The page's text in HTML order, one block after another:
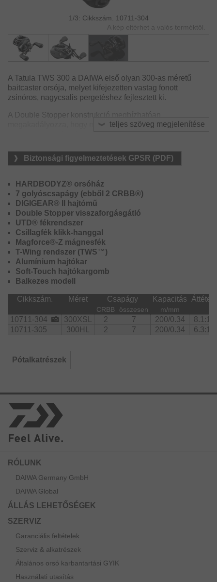
1/3: Cikkszám. 10711-304
A kép eltérhet a valós terméktől.
teljes szöveg megjelenítése
A Tatula TWS 300 a DAIWA első olyan 300-as méretű
baitcaster orsója, melyet kifejezetten vastag fonott
zsinóros, nagycsalis pergetéshez fejlesztett ki.
A Double Stopper konstrukció megbízhatóan
megakadályozza, hogy nagy hidegben és extrém terhelés
Ideális orsó XXL gumikkal, mondjuk a Shallow Screw
szerelési megoldással nagy csukákra pergessünk
ajánljuk.
A Tatula TWS 300HL fékereje tekintélyes, 13kg! Az XSL
modell fékereje 11kg.
Biztonsági figyelmeztetések GPSR (PDF)
HARDBODYZ® orsóház
7 golyóscsapágy (ebből 2 CRBB®)
DIGIGEAR® II hajtómű
Double Stopper visszaforgásgátló
UTD® fékrendszer
Csillagfék klikk-hanggal
Magforce®-Z mágnesfék
T-Wing rendszer (TWS™)
Alumínium hajtókar
Soft-Touch hajtókargomb
Balkezes modell
Cikkszám. Méret Csapágy Kapacitás Áttétel
CRBB összesen m/mm
10711-304 300XSL 2 7 200/0.34
8.1:1
10711-305
300HL 2 7 200/0.34 6.3:1
Pótalkatrészek
RÓLUNK
DAIWA Germany GmbH
DAIWA Global
ÁLLÁS LEHETŐSÉGEK
SZERVIZ
Garanciális feltételek
Szerviz & alkatrészek
Általános orsó karbantartási GYIK
Használati utasítás